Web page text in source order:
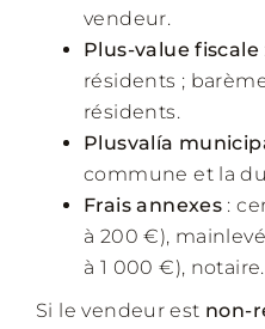
vendeur.
Plus-value fiscale
résidents ;
résidents.
Plusvalía
commune et la
Frais annexes :
à 200 €),
à 1 000 €), notaire.
Si le vendeur est non-